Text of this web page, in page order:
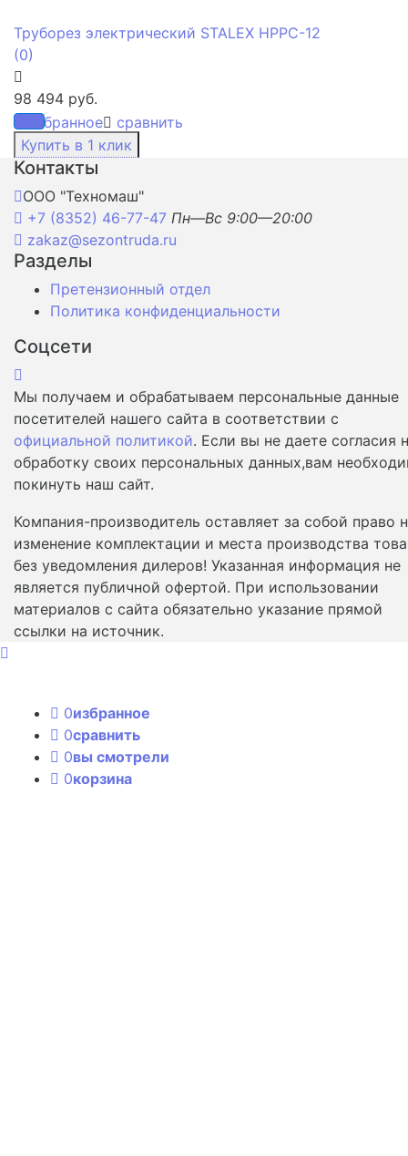
избранное сравнить
Труборез электрический STALEX HPPC-12
(0)
98 494 руб.
Контакты
ООО "Техномаш"
+7 (8352) 46-77-47 Пн—Вс 9:00—20:00
zakaz@sezontruda.ru
Разделы
Претензионный отдел
Политика конфиденциальности
Соцсети
Мы получаем и обрабатываем персональные данные
посетителей нашего сайта в соответствии с
официальной политикой. Если вы не даете согласия
обработку своих персональных данных,вам
покинуть наш сайт.
Компания-производитель оставляет за собой право
изменение комплектации и места производства
без уведомления дилеров! Указанная информация не
является публичной офертой. При использовании
материалов с сайта обязательно указание прямой
ссылки на источник.
0избранное
0сравнить
0вы смотрели
0корзина